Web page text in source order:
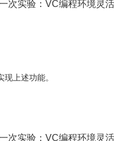
上述功能。